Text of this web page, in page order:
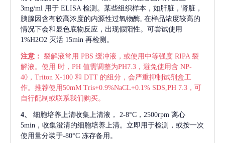
3mg/ml 用于 ELISA 检测。某些组织样本，如肝脏，肾脏，
胰腺因含有较高浓度的内源性过氧物酶, 在样品浓度较高的
情况下会和显色底物反应，出现假阳性。可尝试使用
1%H2O2 灭活 15min 再检测。
注意： 裂解液常用 PBS 缓冲液，或使用中等强度 RIPA 裂
解液。使用 时，PH 值需调整为PH7.3，避免使用含 NP-
40，Triton X-100 和 DTT 的组分，会严重抑制试剂盒工
作。推荐使用50mM Tris+0.9%NaCL+0.1% SDS,PH 7.3，可
自行配制或联系我们购买。
4、 细胞培养上清收集上清液，
2-8°C，2500rpm 离心
5min，收集澄清的细胞培养上清。立即用于检测，或按一次
使用量分装于-80°C 冻存备用。